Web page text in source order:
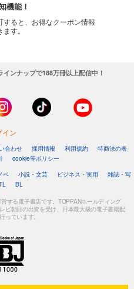
機能！
すると、お得なクーポン情報
す。
ンナップで188万冊以上配信中！
イン
合わせ 採用情報 利用規約
特商法の表
cookie等ポリシー
ベ 小説・文芸 ビジネス・実用
雑誌・写
BL
する電子書店です。TOPPANホールディング
ビ朝日の出資を受け、日本最大級の電子書籍配
っています。